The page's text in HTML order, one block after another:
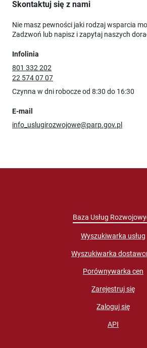
Skontaktuj się z nami
Nie masz pewności jaki rodzaj wsparcia
Zadzwoń lub napisz i zapytaj naszych
Infolinia
801 332 202
22 574 07 07
Czynna w dni robocze od 8:30 do 16:30
E-mail
info_uslugirozwojowe@parp.gov.pl
Baza Usług
Wyszukiwarka usług
Wyszukiwarka
Porównywarka cen
Zarejestruj się
Zaloguj się
API